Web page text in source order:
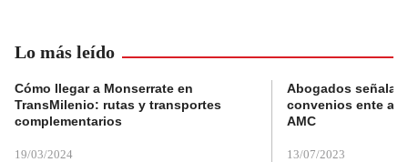
Lo más leído
Cómo llegar a Monserrate en
TransMilenio: rutas y transportes
complementarios
19/03/2024
Abogados
convenios ente
AMC
13/07/2023